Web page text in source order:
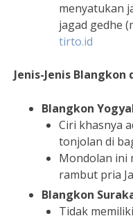
menyatukan
jagad gedhe
tirto.id
Jenis-Jenis Blangkon
Blangkon
Ciri khasnya
tonjolan di
Mondolan ini
rambut pria
Blangkon
Tidak